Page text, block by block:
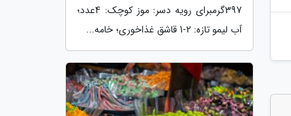
397گرمبرای رویه دسر: موز کوچک: 4عدد؛
آب لیمو تازه: 2-1 قاشق غذاخوری؛ خامه...